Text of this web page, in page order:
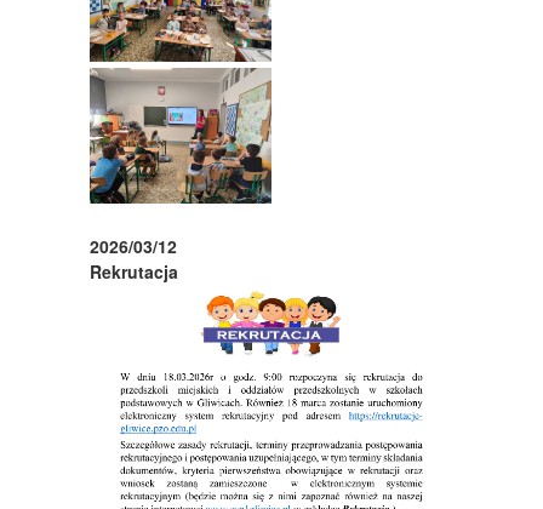
2026/03/12
Rekrutacja